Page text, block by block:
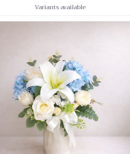
Variants available